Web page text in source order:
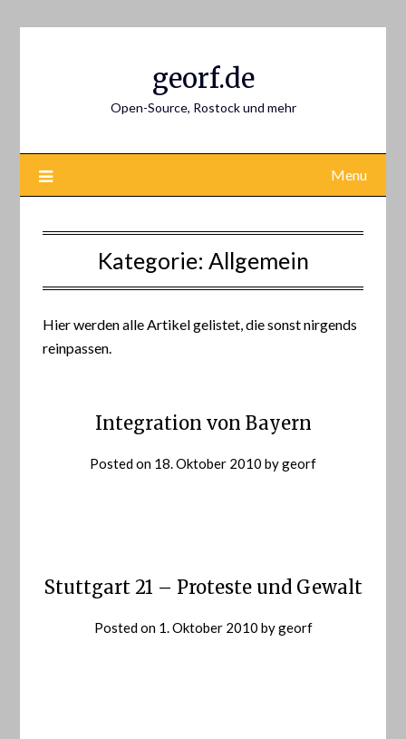
georf.de
Open-Source, Rostock und mehr
Menu
Kategorie: Allgemein
Hier werden alle Artikel gelistet, die sonst nirgends
reinpassen.
Integration von Bayern
Posted on 18. Oktober 2010 bygeorf
Stuttgart 21 – Proteste und Gewalt
Posted on 1. Oktober 2010 bygeorf